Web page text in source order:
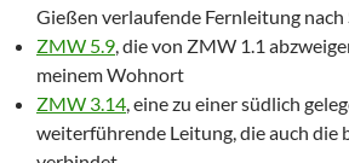
Gießen verlaufende Fernleitung
ZMW 5.9 , die von ZMW 1.1
meinem Wohnort
ZMW 3.14 , eine zu einer südlich
weiterführende Leitung, die auch die